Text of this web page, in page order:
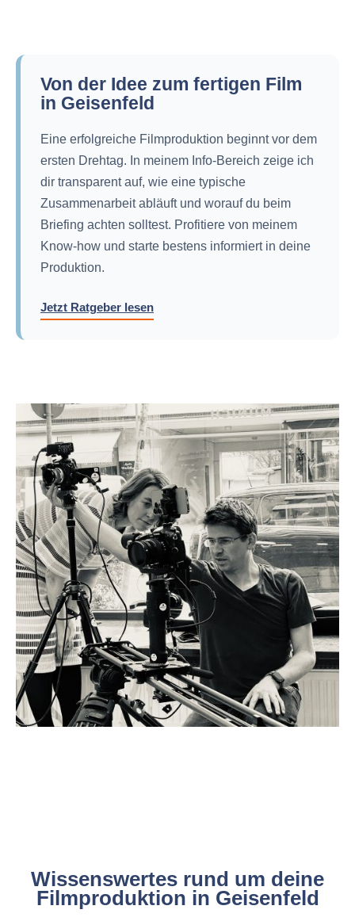
Von der Idee zum fertigen Film
in Geisenfeld
Eine erfolgreiche Filmproduktion beginnt vor dem
ersten Drehtag. In meinem Info-Bereich zeige ich
dir transparent auf, wie eine typische
Zusammenarbeit abläuft und worauf du beim
Briefing achten solltest. Profitiere von meinem
Know-how und starte bestens informiert in deine
Produktion.
Jetzt Ratgeber lesen
Wissenswertes rund um deine
Filmproduktion in Geisenfeld